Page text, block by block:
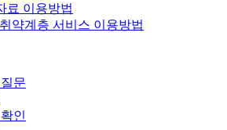
료 이용방법
약계층 서비스 이용방법
문
인